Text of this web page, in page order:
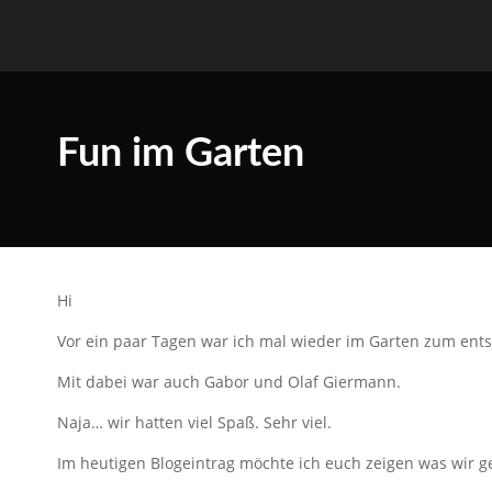
Fun im Garten
Hi
Vor ein paar Tagen war ich mal wieder im Garten zum
Mit dabei war auch Gabor und Olaf Giermann.
Naja… wir hatten viel Spaß. Sehr viel.
Im heutigen Blogeintrag möchte ich euch zeigen was wir